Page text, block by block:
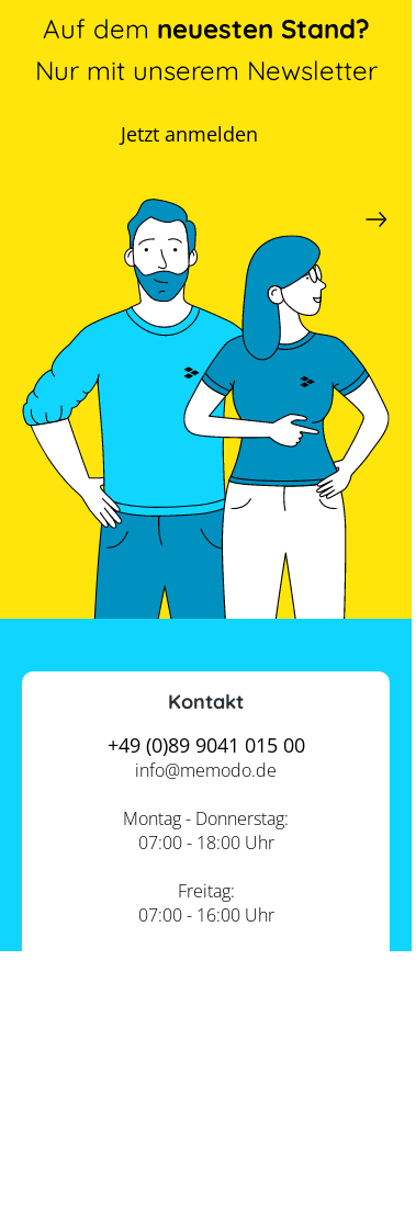
Auf dem neuesten Stand?
Nur mit unserem Newsletter
Jetzt anmelden
Kontakt
+49 (0)89 9041 015 00
info@memodo.de
Montag - Donnerstag:
07:00 - 18:00 Uhr
Freitag:
07:00 - 16:00 Uhr